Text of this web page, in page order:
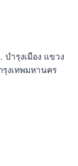
บำรุงเมือง แขวง
งเทพมหานคร